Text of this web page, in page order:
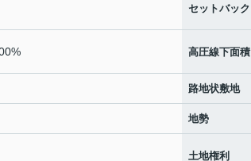
セットバック
高圧線下面積
路地状敷地
地勢
土地権利